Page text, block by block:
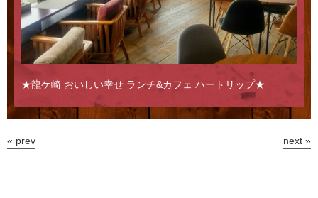
★龍ケ崎 おいしい幸せ ランチ&カフェ ハートリップ★
« prev next »